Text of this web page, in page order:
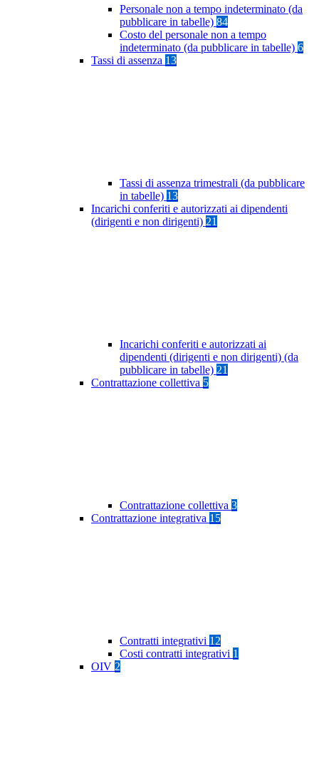
Personale non a tempo indeterminato (da
pubblicare in tabelle) 84
Costo del personale non a tempo
indeterminato (da pubblicare in tabelle) 6
Tassi di assenza 13
Tassi di assenza trimestrali (da pubblicare
in tabelle) 13
Incarichi conferiti e autorizzati ai dipendenti
(dirigenti e non dirigenti) 21
Incarichi conferiti e autorizzati ai
dipendenti (dirigenti e non dirigenti) (da
pubblicare in tabelle) 21
Contrattazione collettiva 5
Contrattazione collettiva 3
Contrattazione integrativa 15
Contratti integrativi 12
Costi contratti integrativi 1
OIV 2